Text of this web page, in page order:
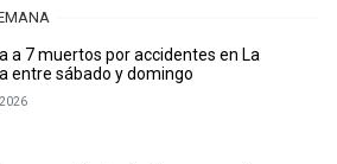
a 7 muertos por accidentes en La
entre sábado y domingo